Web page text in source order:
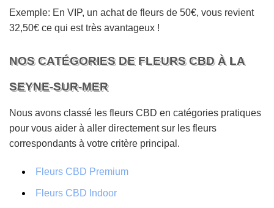
Exemple: En VIP, un achat de fleurs de 50€, vous revient
32,50€ ce qui est très avantageux !
NOS CATÉGORIES DE FLEURS CBD À LA
SEYNE-SUR-MER
Nous avons classé les fleurs CBD en catégories pratiques
pour vous aider à aller directement sur les fleurs
correspondants à votre critère principal.
Fleurs CBD Premium
Fleurs CBD Indoor